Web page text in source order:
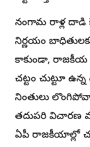
నందిగామ రాళ్ల దాడి
నిర్ణయం
కాకుండా, రాజకీయ
చట్టం చుట్టూ ఉన్న
నిందితులు
తదుపరి విచారణ
ఏపీ రాజకీయాల్లో